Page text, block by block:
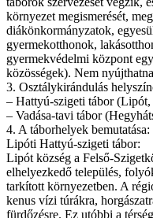
környezet megismerését,
diákönkormányzatok,
gyermekotthonok,
gyermekvédelmi központ
közösségek). Nem
3. Osztálykirándulás
– Hattyú-szigeti tábor
– Vadása-tavi tábor
4. A táborhelyek bemutatása:
Lipóti Hattyú-szigeti tábor:
Lipót község a Felső-
elhelyezkedő település,
tarkított környezetben. A
kenus vízi túrákra,
fürdőzésre. Ez utóbbi a